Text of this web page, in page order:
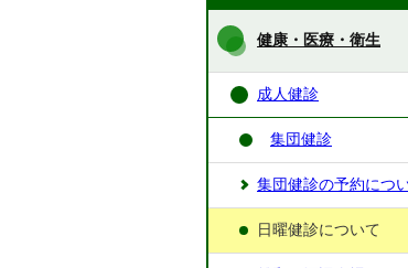
健康・医療・衛生
成人健診
集団健診
集団健診の予約につ
日曜健診について